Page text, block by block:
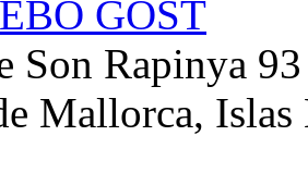
GOST
Son Rapinya 93
Mallorca, Islas